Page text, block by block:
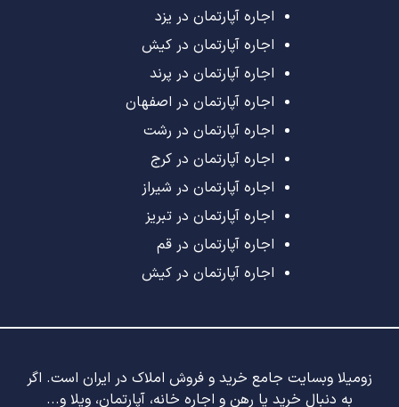
اجاره آپارتمان در یزد
اجاره آپارتمان در کیش
اجاره آپارتمان در پرند
اجاره آپارتمان در اصفهان
اجاره آپارتمان در رشت
اجاره آپارتمان در کرج
اجاره آپارتمان در شیراز
اجاره آپارتمان در تبریز
اجاره آپارتمان در قم
اجاره آپارتمان در کیش
زومیلا وبسایت جامع خرید و فروش املاک در ایران است. اگر
به دنبال خرید یا رهن و اجاره خانه، آپارتمان، ویلا و...